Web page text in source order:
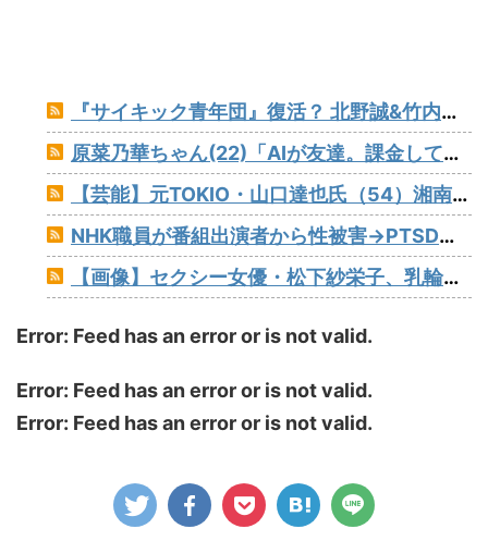
『サイキック青年団』復活？ 北野誠&竹内義和の収録の写真を公開 ABCラジオで愛されたレジェンド番組 8月5日放送
原菜乃華ちゃん(22)「AIが友達。課金して褒めてもらってる」
【芸能】元TOKIO・山口達也氏（54）湘南で家賃3.4万円の物件を契約
NHK職員が番組出演者から性被害→PTSDで休職 「犯人の芸能人は誰だ？」とネット騒然
【画像】セクシー女優・松下紗栄子、乳輪デカすぎるナマ乳がヌケる
Error: Feed has an error or is not valid.
Error: Feed has an error or is not valid.
Error: Feed has an error or is not valid.